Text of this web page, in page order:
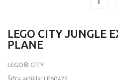
LEGO CITY JUNGLE
PLANE
LEGO® CITY
Šifra artikla: LE60425